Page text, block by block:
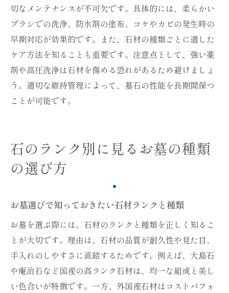
切なメンテナンスが不可欠です。具体的には、柔らかい
ブラシでの洗浄、防水剤の塗布、コケやカビの発生時の
早期対応が効果的です。また、石材の種類ごとに適した
ケア方法を知ることも重要です。注意点として、強い薬
剤や高圧洗浄は石材を傷める恐れがあるため避けましょ
う。適切な維持管理によって、墓石の性能を長期間保つ
ことが可能です。
石のランク別に見るお墓の種類
の選び方
お墓選びで知っておきたい石材ランクと種類
お墓を選ぶ際には、石材のランクと種類を正しく知るこ
とが大切です。理由は、石材の品質が耐久性や見た目、
手入れのしやすさに直結するためです。例えば、大島石
や庵治石など国産の高ランク石材は、均一な組成と美し
い色合いが特徴です。一方、外国産石材はコストパフォ